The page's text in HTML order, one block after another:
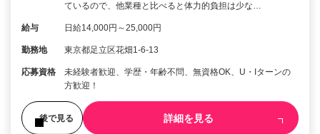
ているので、他業種と比べると体力的負担は少な…
給与 日給14,000円～25,000円
勤務地 東京都足立区花畑1-6-13
応募資格
未経験者歓迎、学歴・年齢不問、無資格OK、U・Iターンの
方歓迎！
後で見る 詳細を見る